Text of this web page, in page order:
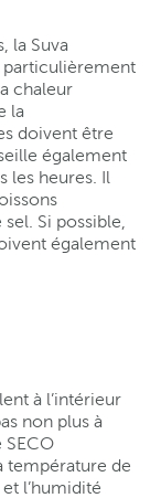
la Suva
particulièrement
chaleur
la
doivent être
également
les heures. Il
Si possible,
également
à l’intérieur
non plus à
SECO
température de
l’humidité